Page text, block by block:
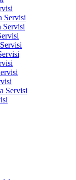
Servisi
Servisi
Servisi